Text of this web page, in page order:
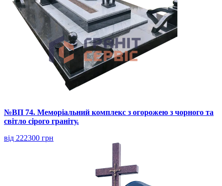
№ВП 74. Меморіальний комплекс з огорожею з чорного та
світло сірого граніту.
від 222300 грн